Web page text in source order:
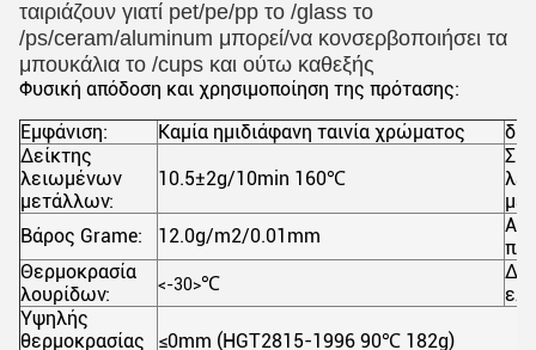
ταιριάζουν γιατί pet/pe/pp το /glass το
/ps/ceram/aluminum μπορεί/να κονσερβοποιήσει τα
μπουκάλια το /cups και ούτω καθεξής
Φυσική απόδοση και χρησιμοποίηση της πρότασης:
Εμφάνιση:
Καμία ημιδιάφανη ταινία χρώματος
Δείκτης
λειωμένων
μετάλλων:
10.5±2g/10min 160℃
Βάρος Grame:
12.0g/m2/0.01mm
Θερμοκρασία
λουρίδων:
<-30>℃
Υψηλής
θερμοκρασίας
≤0mm (HGT2815-1996 90℃ 182g)